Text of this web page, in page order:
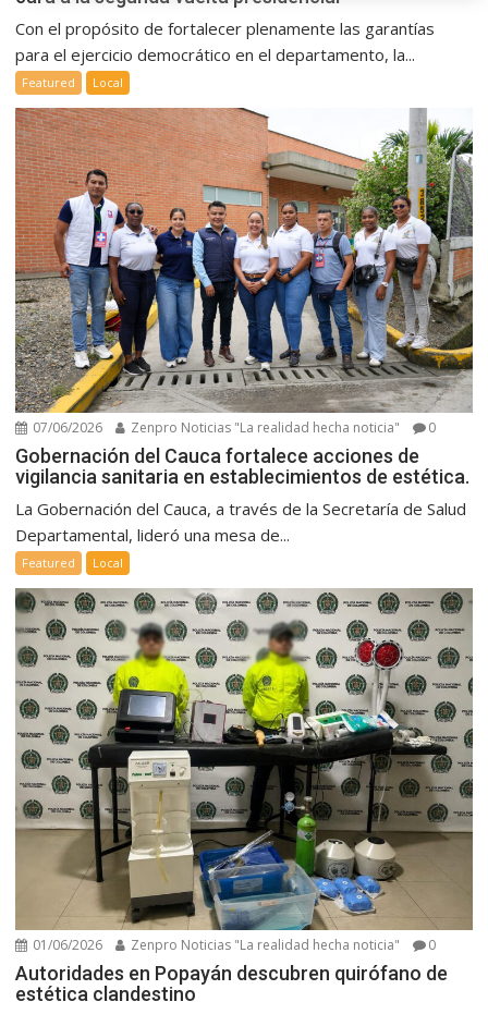
Con el propósito de fortalecer plenamente las garantías
para el ejercicio democrático en el departamento, la...
Featured Local
07/06/2026 Zenpro Noticias "La realidad hecha noticia" 0
Gobernación del Cauca fortalece acciones de
vigilancia sanitaria en establecimientos de estética.
La Gobernación del Cauca, a través de la Secretaría de Salud
Departamental, lideró una mesa de...
Featured Local
01/06/2026 Zenpro Noticias "La realidad hecha noticia" 0
Autoridades en Popayán descubren quirófano de
estética clandestino